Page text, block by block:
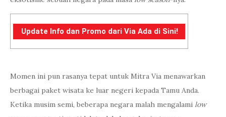
Update Info dan Promo dari Via Ada di Sini!
Momen ini pun rasanya tepat untuk Mitra Via menawarkan
berbagai paket wisata ke luar negeri kepada Tamu Anda.
Ketika musim semi, beberapa negara malah mengalami low